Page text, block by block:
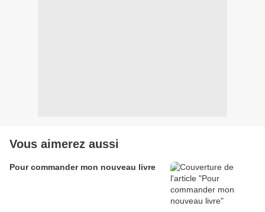
Vous aimerez aussi
Pour commander mon nouveau livre